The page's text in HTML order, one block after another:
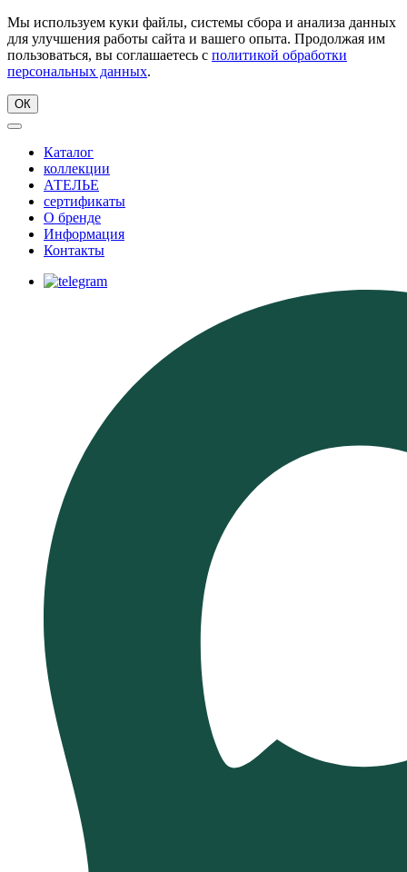
Мы используем куки файлы, системы сбора и анализа данных
для улучшения работы сайта и вашего опыта. Продолжая им
пользоваться, вы соглашаетесь с политикой обработки
персональных данных.
ОК
Каталог
коллекции
АТЕЛЬЕ
сертификаты
О бренде
Информация
Контакты